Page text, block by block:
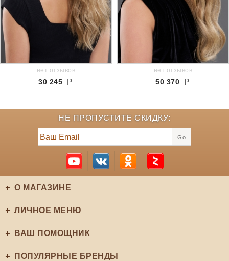
нет отзывов
30 245
нет отзывов
50 370
НЕ ПРОПУСТИТЕ СКИДКУ:
Go
О МАГАЗИНЕ
ЛИЧНОЕ МЕНЮ
ВАШ ПОМОЩНИК
ПОПУЛЯРНЫЕ БРЕНДЫ